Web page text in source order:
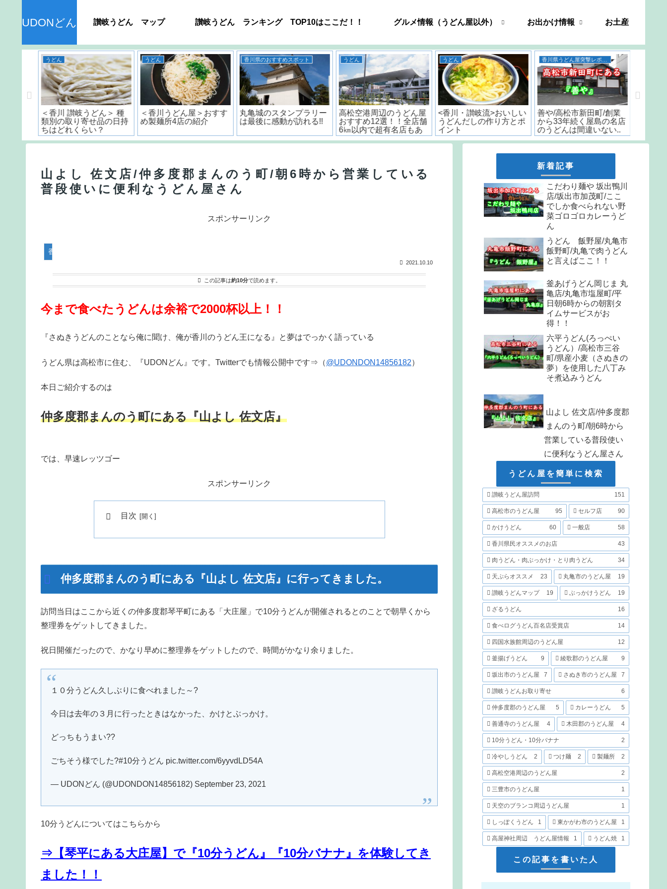
UDONどん 讃岐うどん マップ 讃岐うどん ランキング TOP10はここだ！！ グルメ情報（うどん屋以外） お出かけ情報 お土産
うどん
＜香川うどん屋＞おすす
め製麺所4店の紹介
香川県のおすすめスポット
丸亀城のスタンプラリー
は最後に感動が訪れる!!
うどん
高松空港周辺のうどん屋
おすすめ12選！！全店舗
るよ。
うどん
<香川・讃岐流>おいしい
うどんだしの作り方とポ
イント
香川県うどん屋突撃レポート
善や/高松市新田町/創業
から33年続く屋島の名店
のうどんは間違いない..
うどん
五右衛門 うどん 香川/
「日本一うまいカレーう
どん」と言われた名店の
味をお取り寄せ
天ぷら
山よし 佐文店/仲多度郡まんのう町/朝6時から営業している
普段使いに便利なうどん屋さん
スポンサーリンク
香川県うどん屋突撃レポート
2021.10.10
この記事は約10分で読めます。
今まで食べたうどんは余裕で2000杯以上！！
『さぬきうどんのことなら俺に聞け、俺が香川のうどん王になる』と夢はでっかく語っている
うどん県は高松市に住む、『UDONどん』です。Twitterでも情報公開中です⇒（@UDONDON14856182）
本日ご紹介するのは
仲多度郡まんのう町にある『山よし 佐文店』
では、早速レッツゴー
スポンサーリンク
目次
仲多度郡まんのう町にある『山よし 佐文店』に行ってきました。
訪問当日はここから近くの仲多度郡琴平町にある「大庄屋」で10分うどんが開催されるとのことで朝早くから
整理券をゲットしてきました。
祝日開催だったので、かなり早めに整理券をゲットしたので、時間がかなり余りました。
１０分うどん久しぶりに食べれました～?
今日は去年の３月に行ったときはなかった、かけとぶっかけ。
どっちもうまい??
ごちそう様でした?#10分うどん pic.twitter.com/6yyvdLD54A
— UDONどん (@UDONDON14856182) September 23, 2021
10分うどんについてはこちらから
⇒【琴平にある大庄屋】で『10分うどん』『10分バナナ』を体験してき
ました！！
新着記事
こだわり麺や 坂出鴨川
店/坂出市加茂町/ここ
でしか食べられない野
菜ゴロゴロカレーうど
ん
うどん 飯野屋/丸亀市
飯野町/丸亀で肉うどん
と言えばここ！！
釜あげうどん岡じま 丸
亀店/丸亀市塩屋町/平
日朝6時からの朝割タ
イムサービスがお
得！！
六平うどん(ろっぺい
うどん）/高松市三谷
町/県産小麦（さぬきの
夢）を使用した八丁み
そ煮込みうどん
山よし 佐文店/仲多度郡
まんのう町/朝6時から
営業している普段使い
に便利なうどん屋さん
うどん屋を簡単に検索
讃岐うどん屋訪問 151
高松市のうどん屋 95 セルフ店 90
かけうどん 60 一般店 58
香川県民オススメのお店 43
肉うどん・肉ぶっかけ・とり肉うどん 34
天ぷらオススメ 23 丸亀市のうどん屋 19
讃岐うどんマップ 19 ぶっかけうどん 19
ざるうどん 16
食べログうどん百名店受賞店 14
四国水族館周辺のうどん屋 12
釜揚げうどん 9 綾歌郡のうどん屋 9
坂出市のうどん屋 7 さぬき市のうどん屋 7
讃岐うどんお取り寄せ 6
仲多度郡のうどん屋 5 カレーうどん 5
善通寺のうどん屋 4 木田郡のうどん屋 4
10分うどん・10分バナナ 2
冷やしうどん 2 つけ麺 2 製麺所 2
高松空港周辺のうどん屋 2
三豊市のうどん屋 1
天空のブランコ周辺うどん屋 1
しっぽくうどん 1 東かがわ市のうどん屋 1
高屋神社周辺 うどん屋情報 1 うどん焼 1
この記事を書いた人